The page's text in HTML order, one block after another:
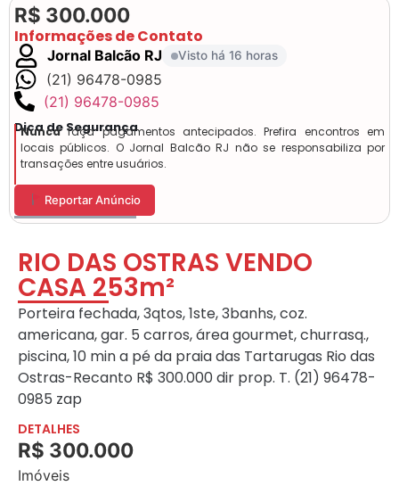
R$ 300.000
Informações de Contato
Jornal Balcão RJ Visto há 16 horas
(21) 96478-0985
(21) 96478-0985
Dica de Segurança
Nuncafaça pagamentos antecipados. Prefira encontros em
locais públicos. O Jornal Balcão RJ não se responsabiliza por
transações entre usuários.
Reportar Anúncio
RIO DAS OSTRAS VENDO
CASA 253m²
Porteira fechada, 3qtos, 1ste, 3banhs, coz.
americana, gar. 5 carros, área gourmet, churrasq.,
piscina, 10 min a pé da praia das Tartarugas Rio das
Ostras-Recanto R$ 300.000 dir prop. T. (21) 96478-
0985 zap
DETALHES
R$ 300.000
Imóveis